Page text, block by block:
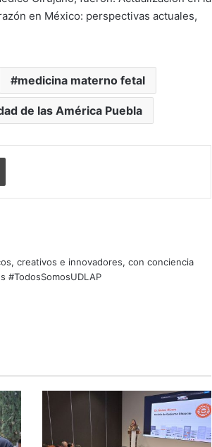
en México: perspectivas actuales,
medicina materno fetal
de las América Puebla
Print
creativos e innovadores, con conciencia
#TodosSomosUDLAP